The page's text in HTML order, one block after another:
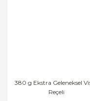
380 g Ekstra Geleneksel
Reçeli